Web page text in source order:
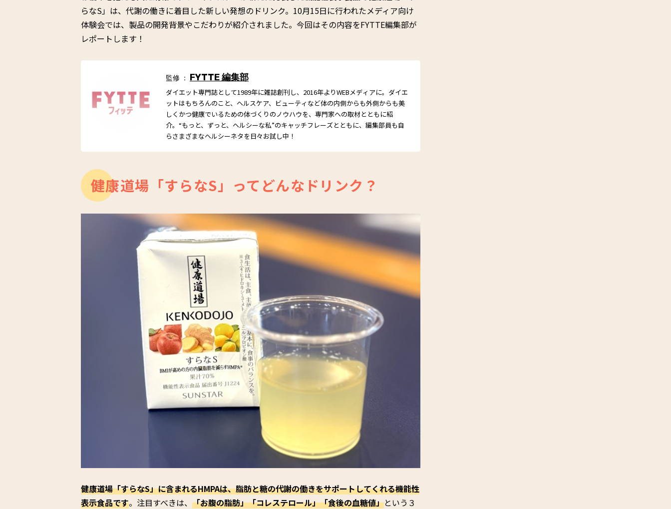
らなS」は、代謝の働きに着目した新しい発想のドリンク。10月15日に行われたメディア向け
体験会では、製品の開発背景やこだわりが紹介されました。今回はその内容をFYTTE編集部が
レポートします！
監修 ： FYTTE 編集部
ダイエット専門誌として1989年に雑誌創刊し、2016年よりWEBメディアに。ダイエ
ットはもちろんのこと、ヘルスケア、ビューティなど体の内側からも外側からも美
しくかつ健康でいるための体づくりのノウハウを、専門家への取材とともに紹
介。“もっと、ずっと、ヘルシーな私”のキャッチフレーズとともに、編集部員も自
らさまざまなヘルシーネタを日々お試し中！
健康道場「すらなS」ってどんなドリンク？
健康道場「すらなS」に含まれるHMPAは、脂肪と糖の代謝の働きをサポートしてくれる機能性
表示食品です。注目すべきは、 「お腹の脂肪」「コレステロール」「食後の血糖値」という３